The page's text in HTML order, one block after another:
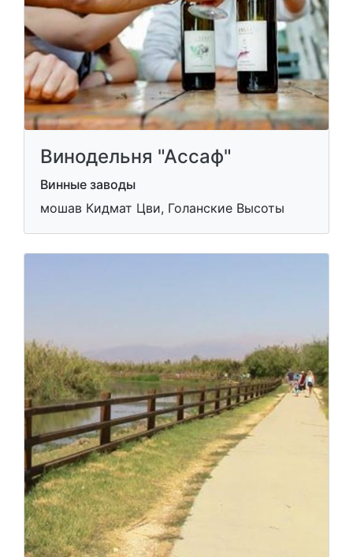
Винодельня "Ассаф"
Винные заводы
мошав Кидмат Цви, Голанские Высоты